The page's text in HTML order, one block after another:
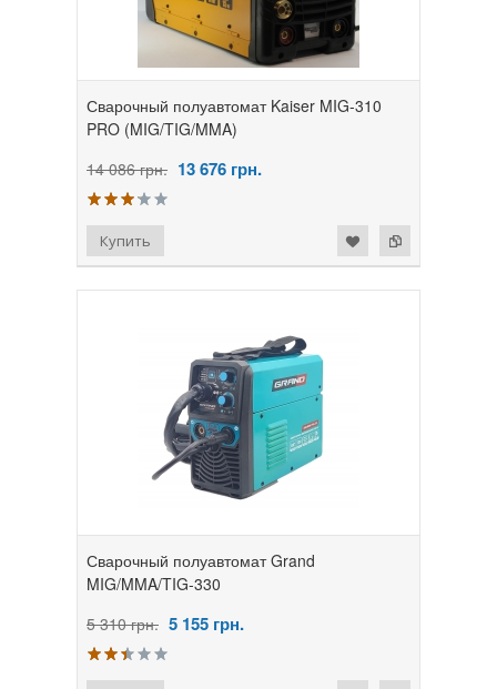
Сварочный полуавтомат Kaiser MIG-310
PRO (MIG/TIG/MMA)
14 086 грн. 13 676 грн.
Сварочный полуавтомат Grand
MIG/MMA/TIG-330
5 310 грн. 5 155 грн.